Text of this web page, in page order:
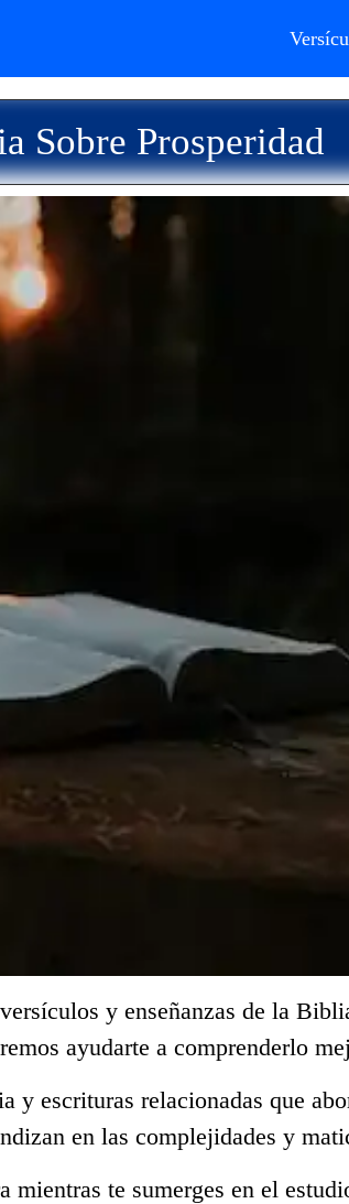
Sobre Prosperidad
y enseñanzas de la
ayudarte a comprenderlo
escrituras relacionadas que
en las complejidades y
te sumerges en el